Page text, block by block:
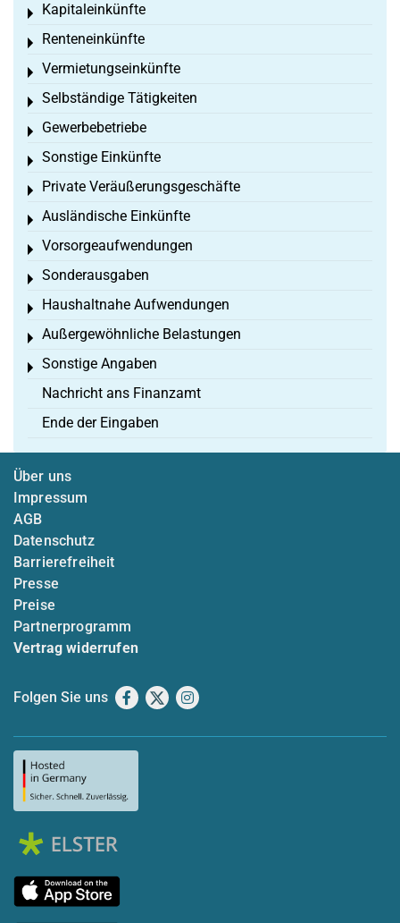
Kapitaleinkünfte
Toggle menu
Renteneinkünfte
Toggle menu
Vermietungseinkünfte
Toggle menu
Selbständige Tätigkeiten
Toggle menu
Gewerbebetriebe
Toggle menu
Sonstige Einkünfte
Toggle menu
Private Veräußerungsgeschäfte
Toggle menu
Ausländische Einkünfte
Toggle menu
Vorsorgeaufwendungen
Toggle menu
Sonderausgaben
Toggle menu
Haushaltnahe Aufwendungen
Toggle menu
Außergewöhnliche Belastungen
Toggle menu
Sonstige Angaben
Toggle menu
Nachricht ans Finanzamt
Ende der Eingaben
Über uns
Impressum
AGB
Datenschutz
Barrierefreiheit
Presse
Preise
Partnerprogramm
Vertrag widerrufen
Folgen Sie uns Facebook
X Instagram